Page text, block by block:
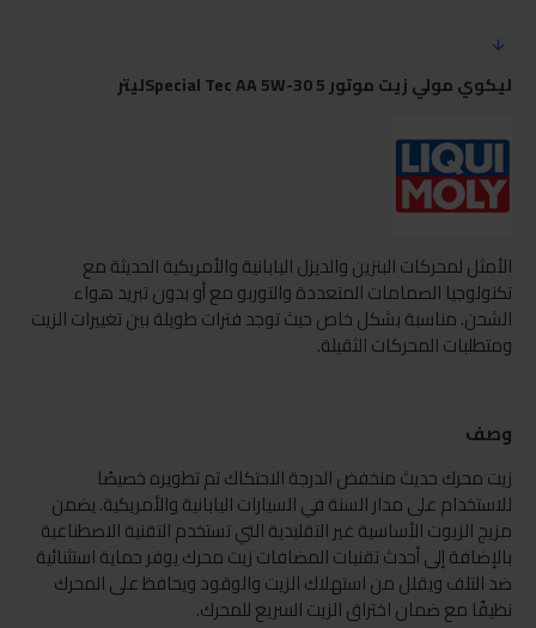
ليكوي مولي زيت موتور Special Tec AA 5W-30 5ليتر
الأمثل لمحركات البنزين والديزل اليابانية والأمريكية الحديثة مع
تكنولوجيا الصمامات المتعددة والتوربو مع أو بدون تبريد هواء
الشحن. مناسبة بشكل خاص حيث توجد فترات طويلة بين تغييرات الزيت
ومتطلبات المحركات الثقيلة.
وصف
زيت محرك حديث منخفض الدرجة الاحتكاك تم تطويره خصيصًا
للاستخدام على مدار السنة في السيارات اليابانية والأمريكية. يضمن
مزيج الزيوت الأساسية غير التقليدية التي تستخدم التقنية الاصطناعية
بالإضافة إلى أحدث تقنيات المضافات زيت محرك يوفر حماية استثنائية
ضد التلف ويقلل من استهلاك الزيت والوقود ويحافظ على المحرك
نظيفًا مع ضمان اختراق الزيت السريع للمحرك.